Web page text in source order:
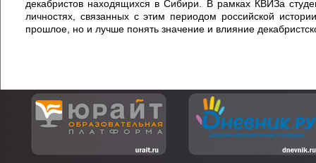
декабристов находящихся в Сибири. В рамках КВИЗа
личностях, связанных с этим периодом российской
прошлое, но и лучше понять значение и влияние